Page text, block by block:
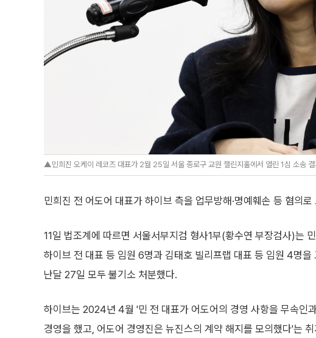
▲민희진 오케이 레코즈 대표가 2월 25일 서울 종로구 교원 챌린지홀에서 열린 1심 소송
민희진 전 어도어 대표가 하이브 측을 업무방해·명예훼손 등 혐의
11일 법조계에 따르면 서울서부지검 형사1부(황수연 부장검사)는
하이브 전 대표 등 임원 6명과 김태호 빌리프랩 대표 등 임원 4명을
난달 27일 모두 불기소 처분했다.
하이브는 2024년 4월 '민 전 대표가 어도어의 경영 사항을 무속인
경영을 했고, 어도어 경영진은 뉴진스의 계약 해지를 모의했다'는